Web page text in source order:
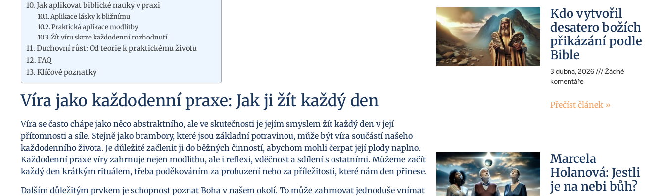
Jak aplikovat biblické nauky v praxi
Aplikace lásky k bližnímu
Praktická aplikace modlitby
Žít víru skrze každodenní rozhodnutí
Duchovní růst: Od teorie k praktickému životu
FAQ
Klíčové poznatky
Víra jako každodenní praxe: Jak ji žít každý den
Víra se často chápe jako něco abstraktního, ale ve skutečnosti je jejím smyslem žít každý den v její
přítomnosti a síle. Stejně jako brambory, které jsou základní potravinou, může být víra součástí našeho
každodenního života. Je důležité začlenit ji do běžných činností, abychom mohli čerpat její plody naplno.
Každodenní praxe víry zahrnuje nejen modlitbu, ale i reflexi, vděčnost a sdílení s ostatními. Můžeme začít
každý den krátkým rituálem, třeba poděkováním za probuzení nebo za příležitosti, které nám den přinese.
Dalším důležitým prvkem je schopnost poznat Boha v našem okolí. To může zahrnovat jednoduše vnímat
Kdo vytvořil
desatero božích
přikázání podle
Bible
3 dubna, 2026
Žádné
komentáře
Přečíst článek »
Marcela
Holanová: Jestli
je na nebi bůh?